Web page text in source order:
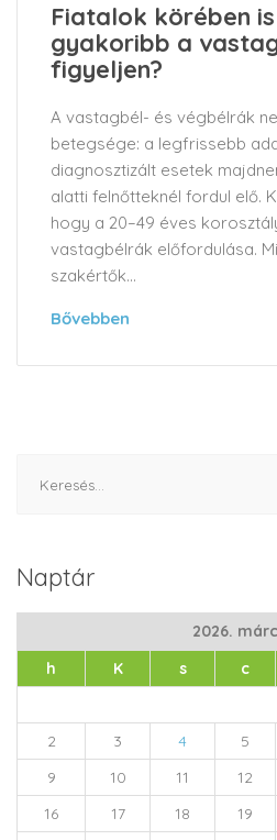
Fiatalok körében
gyakoribb a
figyeljen?
A vastagbél- és végbélrák
betegsége: a legfrissebb
diagnosztizált esetek
alatti felnőtteknél fordul elő.
hogy a 20–49 éves
vastagbélrák előfordulása.
szakértők...
Bővebben
Naptár
2026.
h
K s c
2
3 4 5
9
10 11 12
16
17 18 19